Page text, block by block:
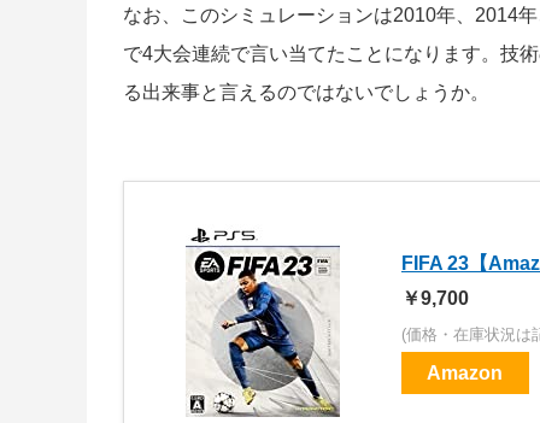
なお、このシミュレーションは2010年、2014
で4大会連続で言い当てたことになります。技
る出来事と言えるのではないでしょうか。
FIFA 23【
￥9,700
(価格・在庫状況は
Amazon